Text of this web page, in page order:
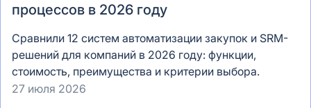
процессов в 2026 году
Сравнили 12 систем автоматизации закупок и SRM-
решений для компаний в 2026 году: функции,
стоимость, преимущества и критерии выбора.
27 июля 2026